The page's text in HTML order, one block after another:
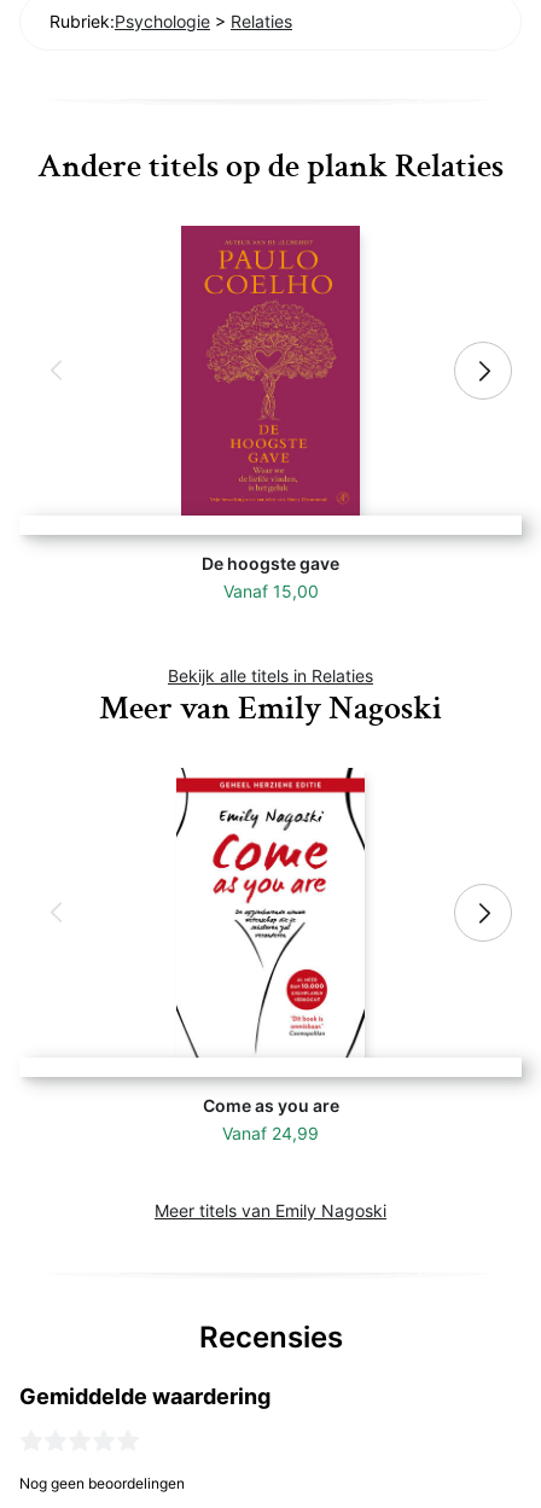
Rubriek:Psychologie > Relaties
Andere titels op de plank Relaties
De hoogste gave
Vanaf 15,00
Bekijk alle titels in Relaties
Meer van Emily Nagoski
Come as you are
Vanaf 24,99
Meer titels van Emily Nagoski
Recensies
Gemiddelde waardering
Nog geen beoordelingen